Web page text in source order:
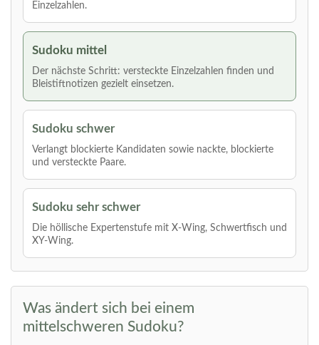
Einzelzahlen.
Sudoku mittel
Der nächste Schritt: versteckte Einzelzahlen finden und
Bleistiftnotizen gezielt einsetzen.
Sudoku schwer
Verlangt blockierte Kandidaten sowie nackte, blockierte
und versteckte Paare.
Sudoku sehr schwer
Die höllische Expertenstufe mit X-Wing, Schwertfisch und
XY-Wing.
Was ändert sich bei einem
mittelschweren Sudoku?